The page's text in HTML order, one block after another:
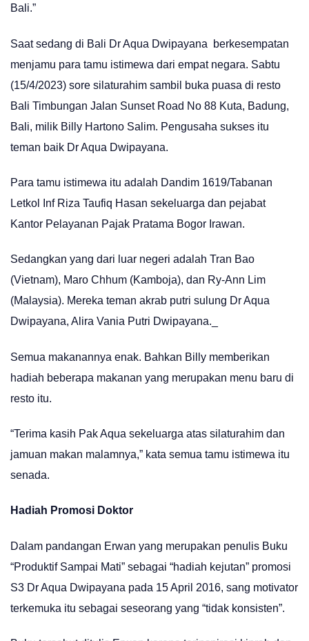
Bali.”
Saat sedang di Bali Dr Aqua Dwipayana berkesempatan
menjamu para tamu istimewa dari empat negara. Sabtu
(15/4/2023) sore silaturahim sambil buka puasa di resto
Bali Timbungan Jalan Sunset Road No 88 Kuta, Badung,
Bali, milik Billy Hartono Salim. Pengusaha sukses itu
teman baik Dr Aqua Dwipayana.
Para tamu istimewa itu adalah Dandim 1619/Tabanan
Letkol Inf Riza Taufiq Hasan sekeluarga dan pejabat
Kantor Pelayanan Pajak Pratama Bogor Irawan.
Sedangkan yang dari luar negeri adalah Tran Bao
(Vietnam), Maro Chhum (Kamboja), dan Ry-Ann Lim
(Malaysia). Mereka teman akrab putri sulung Dr Aqua
Dwipayana, Alira Vania Putri Dwipayana._
Semua makanannya enak. Bahkan Billy memberikan
hadiah beberapa makanan yang merupakan menu baru di
resto itu.
“Terima kasih Pak Aqua sekeluarga atas silaturahim dan
jamuan makan malamnya,” kata semua tamu istimewa itu
senada.
Hadiah Promosi Doktor
Dalam pandangan Erwan yang merupakan penulis Buku
“Produktif Sampai Mati” sebagai “hadiah kejutan” promosi
S3 Dr Aqua Dwipayana pada 15 April 2016, sang motivator
terkemuka itu sebagai seseorang yang “tidak konsisten”.